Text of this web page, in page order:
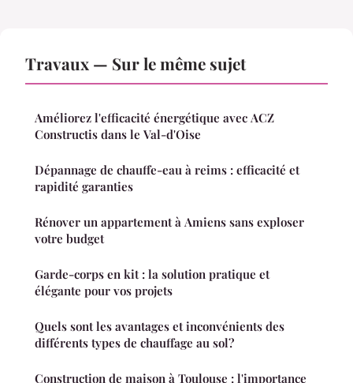
Travaux — Sur le même sujet
Améliorez l'efficacité énergétique avec ACZ
Constructis dans le Val-d'Oise
Dépannage de chauffe-eau à reims : efficacité et
rapidité garanties
Rénover un appartement à Amiens sans exploser
votre budget
Garde-corps en kit : la solution pratique et
élégante pour vos projets
Quels sont les avantages et inconvénients des
différents types de chauffage au sol?
Construction de maison à Toulouse : l'importance